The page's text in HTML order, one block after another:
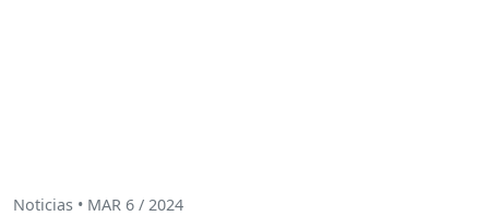
Noticias • MAR 6 / 2024